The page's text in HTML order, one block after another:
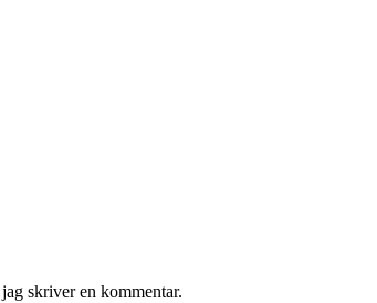
skriver en kommentar.